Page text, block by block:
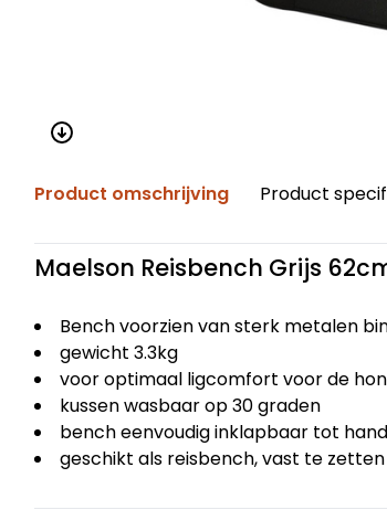
Product omschrijving Product
Maelson Reisbench Grijs
Bench voorzien van sterk metalen
gewicht 3.3kg
voor optimaal ligcomfort voor de
kussen wasbaar op 30 graden
bench eenvoudig inklapbaar tot
geschikt als reisbench, vast te